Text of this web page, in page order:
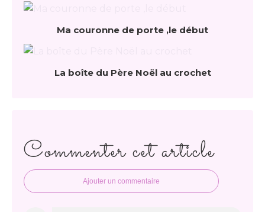
Ma couronne de porte ,le début
La boîte du Père Noël au crochet
Commenter cet article
Ajouter un commentaire